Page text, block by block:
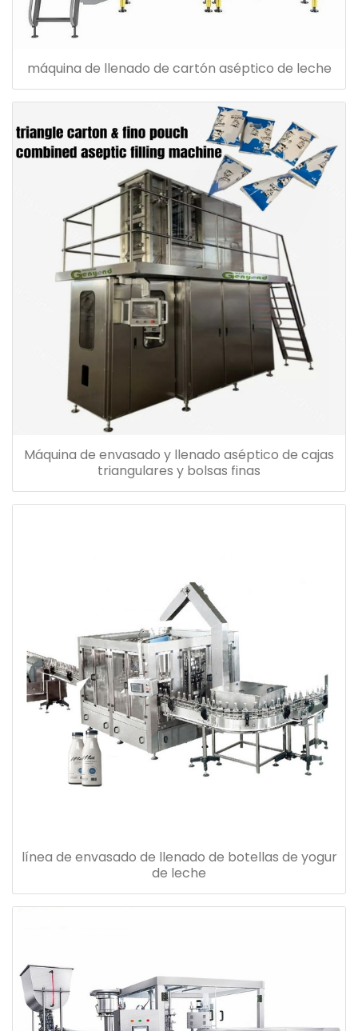
máquina de llenado de cartón aséptico de leche
Máquina de envasado y llenado aséptico de cajas
triangulares y bolsas finas
línea de envasado de llenado de botellas de yogur
de leche